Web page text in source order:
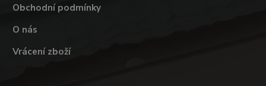
Obchodní podmínky
O nás
Vrácení zboží